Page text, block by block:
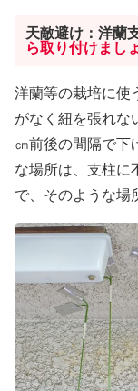
天敵避け：洋蘭
ら取り付けまし
洋蘭等の栽培に使
がなく紐を張れな
㎝前後の間隔で下
な場所は、支柱に
で、そのような場